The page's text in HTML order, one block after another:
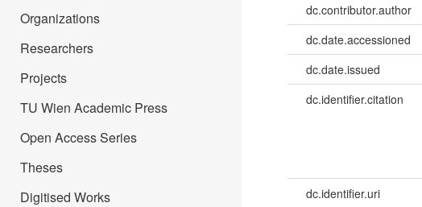
Organizations
Researchers
Projects
TU Wien Academic Press
Open Access Series
Theses
Digitised Works
dc.contributor.author
dc.date.accessioned
dc.date.issued
dc.identifier.citation
dc.identifier.uri